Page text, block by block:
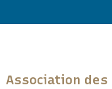
Association